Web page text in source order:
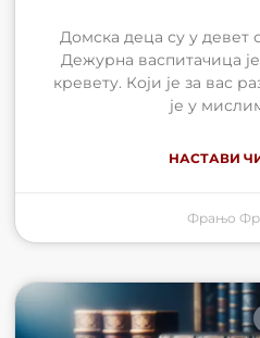
Домска деца су у девет
Дежурна васпитачица
кревету. Који је за вас
је у
НАСТАВИ
Фрањо